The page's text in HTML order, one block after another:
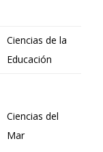
Ciencias de la
Educación
Ciencias del
Mar